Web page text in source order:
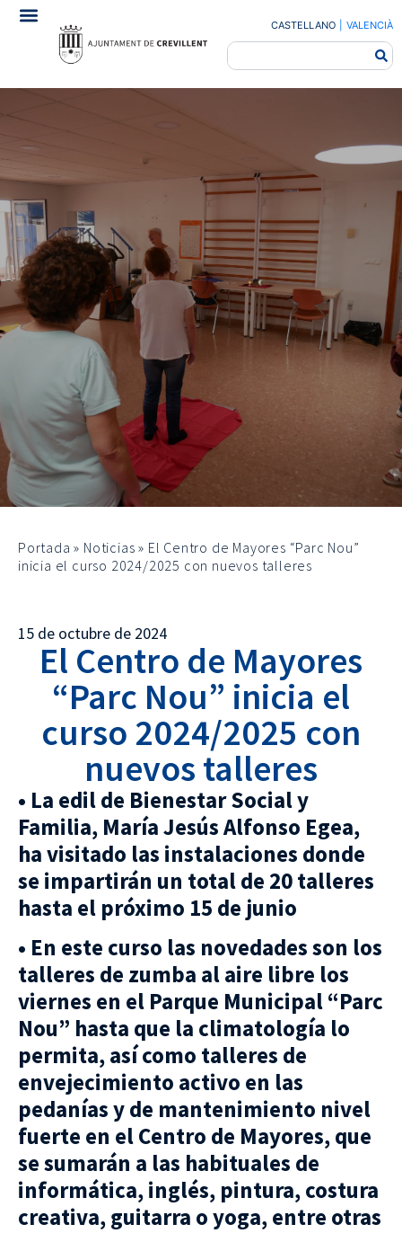
CASTELLANO VALENCIÀ
Portada » Noticias » El Centro de Mayores “Parc Nou”
inicia el curso 2024/2025 con nuevos talleres
15 de octubre de 2024
El Centro de Mayores
“Parc Nou” inicia el
curso 2024/2025 con
nuevos talleres
• La edil de Bienestar Social y
Familia, María Jesús Alfonso Egea,
ha visitado las instalaciones donde
se impartirán un total de 20 talleres
hasta el próximo 15 de junio
• En este curso las novedades son los
talleres de zumba al aire libre los
viernes en el Parque Municipal “Parc
Nou” hasta que la climatología lo
permita, así como talleres de
envejecimiento activo en las
pedanías y de mantenimiento nivel
fuerte en el Centro de Mayores, que
se sumarán a las habituales de
informática, inglés, pintura, costura
creativa, guitarra o yoga, entre otras